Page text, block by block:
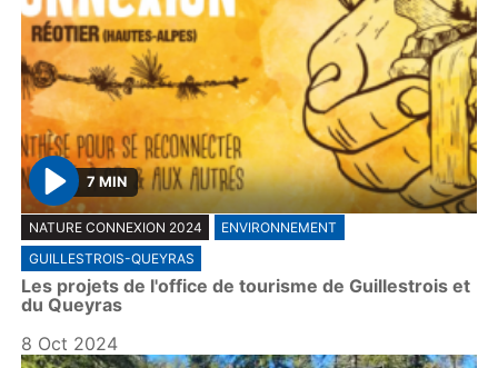
P
l
a
y
7 MIN
NATURE CONNEXION 2024
ENVIRONNEMENT
GUILLESTROIS-QUEYRAS
Les projets de l'office de tourisme de Guillestrois et
du Queyras
8 Oct 2024